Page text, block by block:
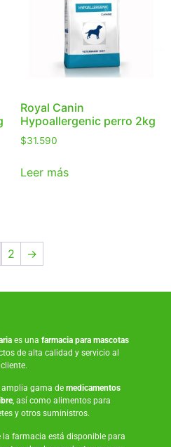
Royal Canin
Hypoallergenic perro 2kg
$31.590
Leer más
2 →
es una farmacia para mascotas
de alta calidad y servicio al
cliente.
gama de medicamentos
, así como alimentos para
y otros suministros.
la farmacia está disponible para